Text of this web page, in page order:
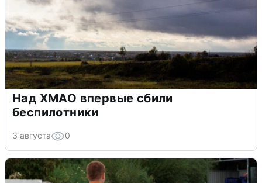
Над ХМАО впервые сбили
беспилотники
3 августа 0